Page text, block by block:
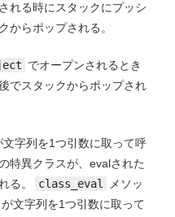
れる時にスタックにプッシ
からポップされる。
でオープンされるとき
でスタックからポップされ
文字列を1つ引数に取って呼
特異クラスが、evalされた
る。
class_eval
メソッ
が文字列を1つ引数に取って